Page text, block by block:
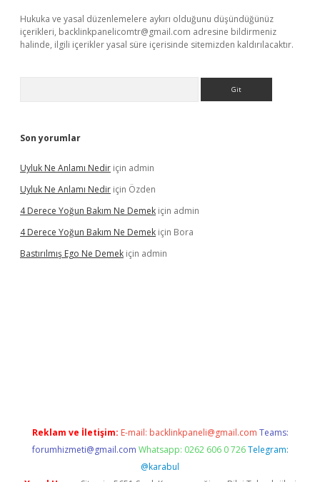
Hukuka ve yasal düzenlemelere aykırı olduğunu düşündüğünüz
içerikleri, backlinkpanelicomtr@gmail.com adresine bildirmeniz
halinde, ilgili içerikler yasal süre içerisinde sitemizden kaldırılacaktır.
Son yorumlar
Uyluk Ne Anlamı Nedir için admin
Uyluk Ne Anlamı Nedir için Özden
4 Derece Yoğun Bakım Ne Demek için admin
4 Derece Yoğun Bakım Ne Demek için Bora
Bastırılmış Ego Ne Demek için admin
Reklam ve İletişim: E-mail: backlinkpaneli@gmail.com Teams:
forumhizmeti@gmail.com Whatsapp: 0262 606 0 726 Telegram:
@karabul